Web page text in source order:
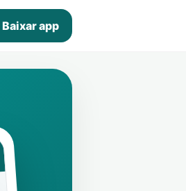
Baixar app